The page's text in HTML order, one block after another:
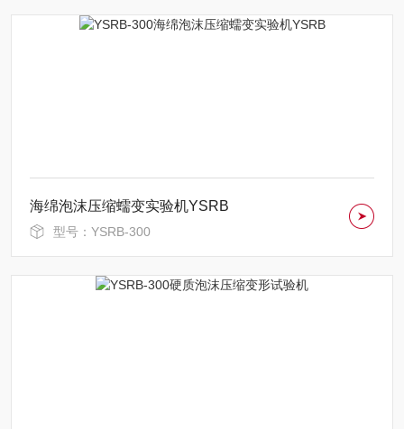
海绵泡沫压缩蠕变实验机YSRB
型号：YSRB-300